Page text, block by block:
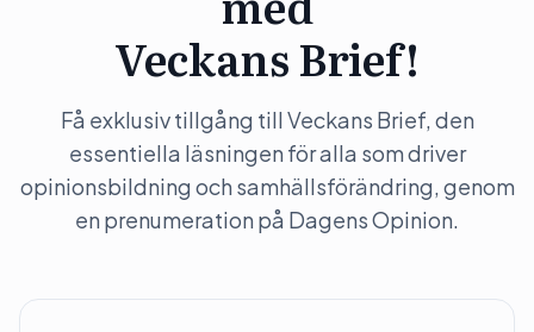
Veckans Brief!
Få exklusiv tillgång till Veckans Brief, den
essentiella läsningen för alla som driver
opinionsbildning och samhällsförändring, genom
en prenumeration på Dagens Opinion.